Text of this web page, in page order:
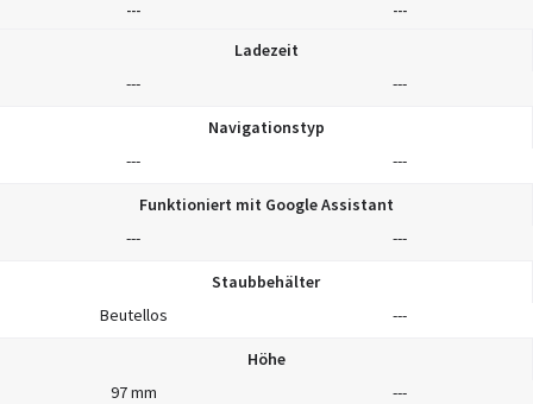
--- ---
Ladezeit
---
---
Navigationstyp
---
---
Funktioniert mit Google Assistant
---
---
Staubbehälter
Beutellos
---
Höhe
97 mm
---